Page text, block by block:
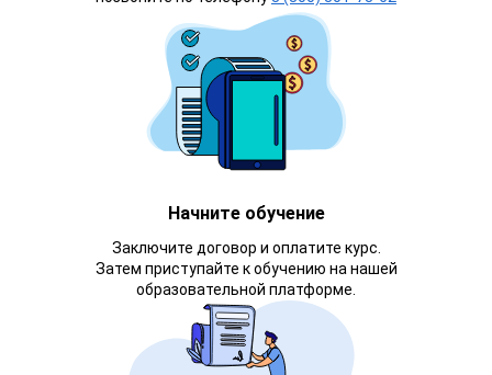
Начните обучение
Заключите договор и оплатите курс.
Затем приступайте к обучению на нашей
образовательной платформе.